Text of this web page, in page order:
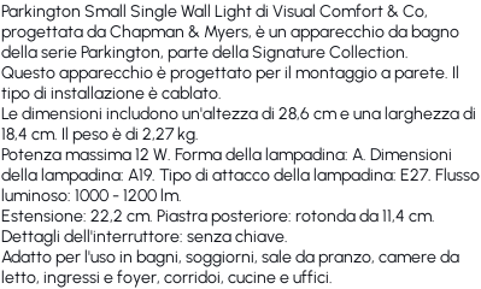
Parkington Small Single Wall Light di Visual Comfort & Co,
progettata da Chapman & Myers, è un apparecchio da bagno
della serie Parkington, parte della Signature Collection.
Questo apparecchio è progettato per il montaggio a parete. Il
tipo di installazione è cablato.
Le dimensioni includono un'altezza di 28,6 cm e una larghezza di
18,4 cm. Il peso è di 2,27 kg.
Potenza massima 12 W. Forma della lampadina: A. Dimensioni
della lampadina: A19. Tipo di attacco della lampadina: E27. Flusso
luminoso: 1000 - 1200 lm.
Estensione: 22,2 cm. Piastra posteriore: rotonda da 11,4 cm.
Dettagli dell'interruttore: senza chiave.
Adatto per l'uso in bagni, soggiorni, sale da pranzo, camere da
letto, ingressi e foyer, corridoi, cucine e uffici.